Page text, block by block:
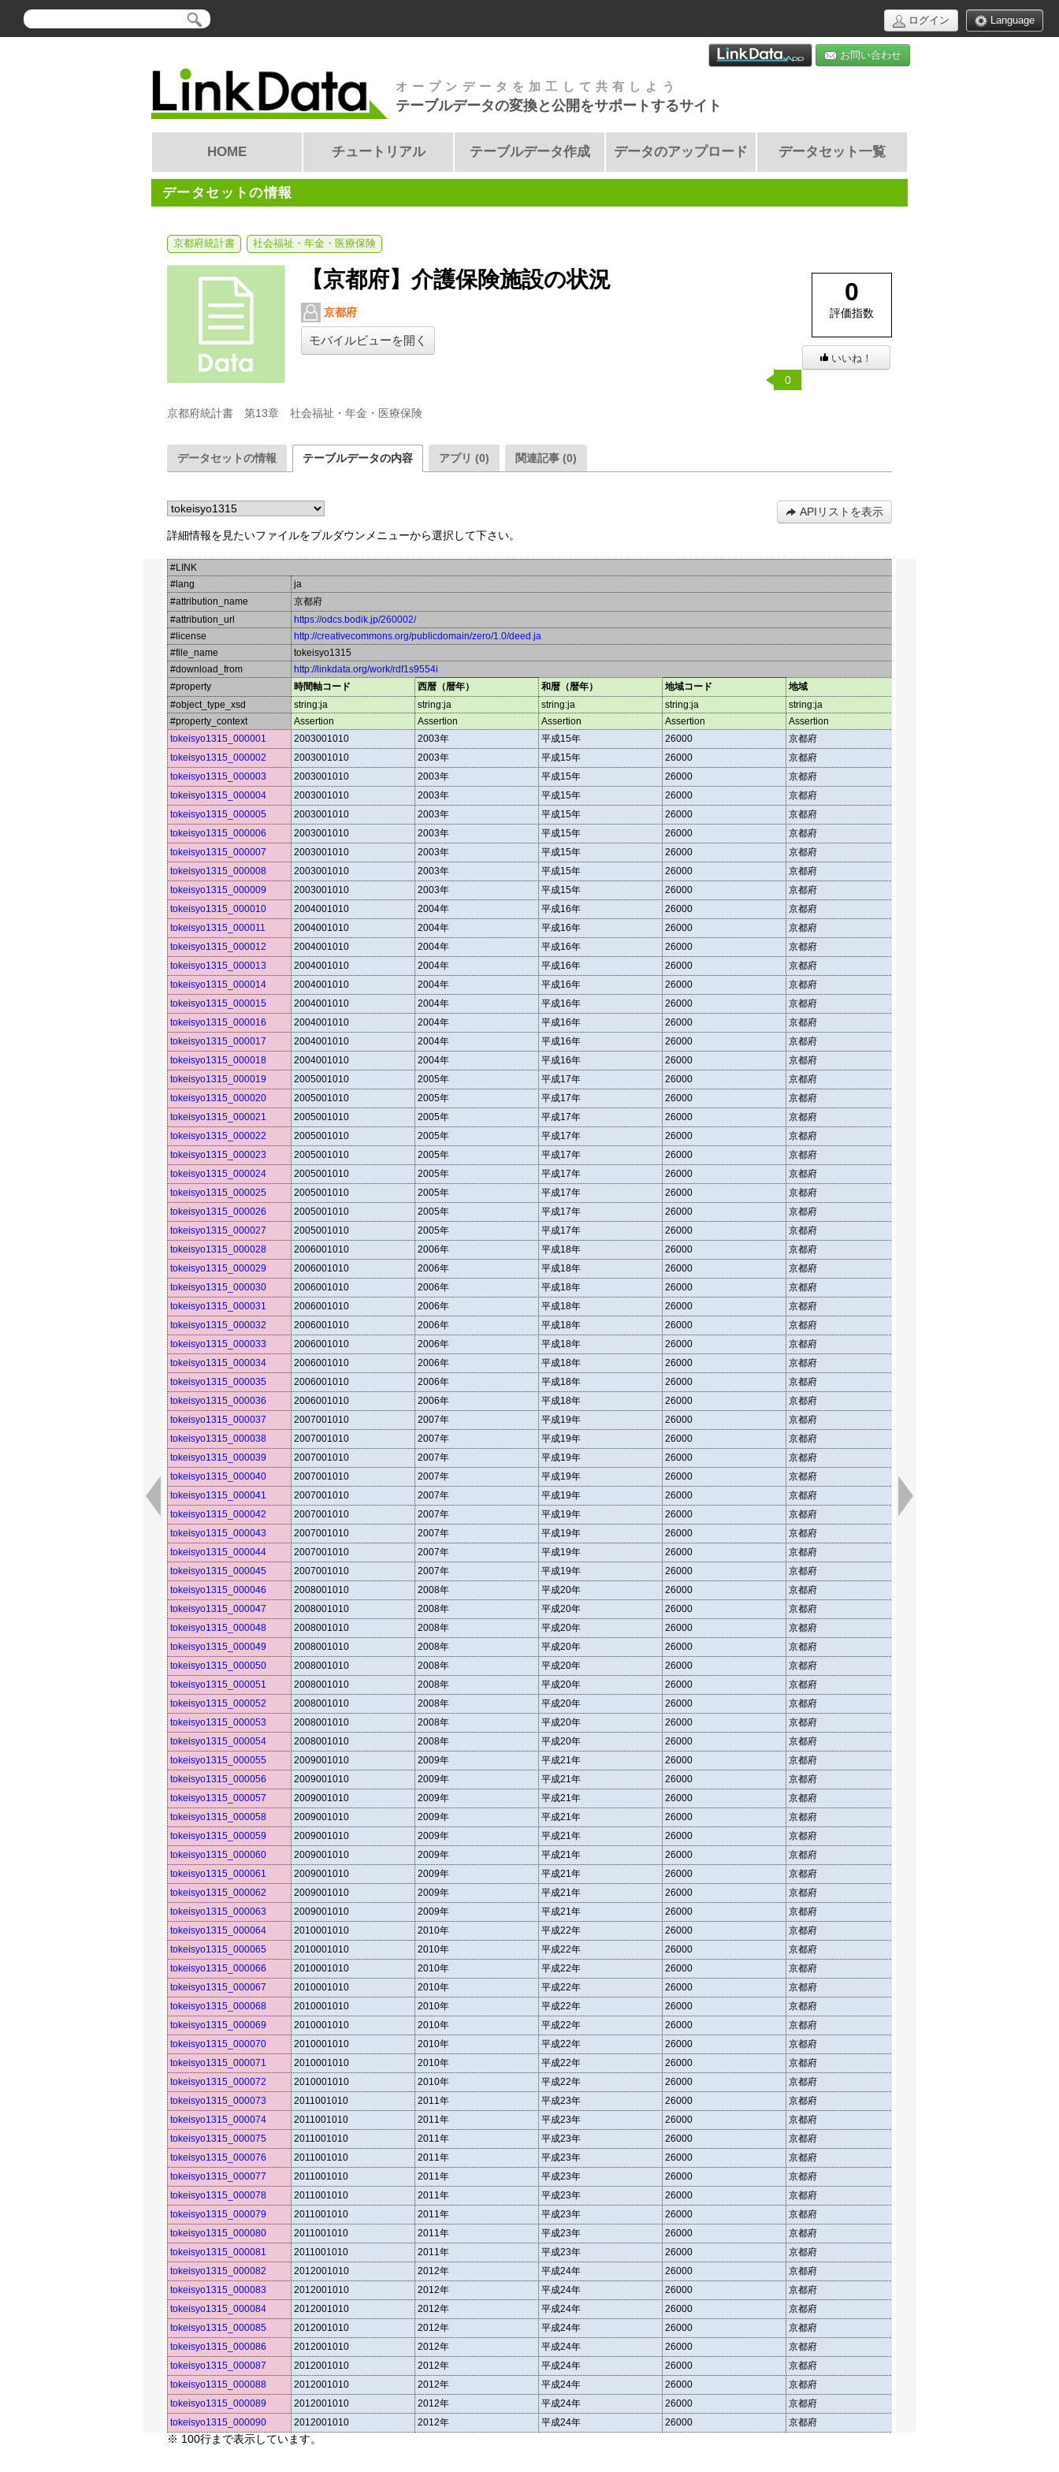
Language
ログイン
お問い合わせ
オープンデータを加工して共有しよう
テーブルデータの変換と公開をサポートするサイト
HOME チュートリアル テーブルデータ作成 データのアップロード データセット一覧
データセットの情報
京都府統計書 社会福祉・年金・医療保険
【京都府】介護保険施設の状況
京都府
モバイルビューを開く
京都府統計書　第13章　社会福祉・年金・医療保険
0
評価指数
いいね！
0
データセットの情報 テーブルデータの内容 アプリ (0) 関連記事 (0)
詳細情報を見たいファイルをプルダウンメニューから選択して下さい。
APIリストを表示
#LINK
#lang
ja
#attribution_name
京都府
#attribution_url
https://odcs.bodik.jp/260002/
#license
http://creativecommons.org/publicdomain/zero/1.0/deed.ja
#file_name
tokeisyo1315
#download_from
http://linkdata.org/work/rdf1s9554i
#property
時間軸コード 西暦（暦年） 和暦（暦年） 地域コード 地域
#object_type_xsd
string:ja string:ja string:ja string:ja string:ja
#property_context
Assertion Assertion Assertion Assertion Assertion
tokeisyo1315_000001
2003001010 2003年 平成15年 26000 京都府
tokeisyo1315_000002
2003001010 2003年 平成15年 26000 京都府
tokeisyo1315_000003
2003001010 2003年 平成15年 26000 京都府
tokeisyo1315_000004
2003001010 2003年 平成15年 26000 京都府
tokeisyo1315_000005
2003001010 2003年 平成15年 26000 京都府
tokeisyo1315_000006
2003001010 2003年 平成15年 26000 京都府
tokeisyo1315_000007
2003001010 2003年 平成15年 26000 京都府
tokeisyo1315_000008
2003001010 2003年 平成15年 26000 京都府
tokeisyo1315_000009
2003001010 2003年 平成15年 26000 京都府
tokeisyo1315_000010
2004001010 2004年 平成16年 26000 京都府
tokeisyo1315_000011
2004001010 2004年 平成16年 26000 京都府
tokeisyo1315_000012
2004001010 2004年 平成16年 26000 京都府
tokeisyo1315_000013
2004001010 2004年 平成16年 26000 京都府
tokeisyo1315_000014
2004001010 2004年 平成16年 26000 京都府
tokeisyo1315_000015
2004001010 2004年 平成16年 26000 京都府
tokeisyo1315_000016
2004001010 2004年 平成16年 26000 京都府
tokeisyo1315_000017
2004001010 2004年 平成16年 26000 京都府
tokeisyo1315_000018
2004001010 2004年 平成16年 26000 京都府
tokeisyo1315_000019
2005001010 2005年 平成17年 26000 京都府
tokeisyo1315_000020
2005001010 2005年 平成17年 26000 京都府
tokeisyo1315_000021
2005001010 2005年 平成17年 26000 京都府
tokeisyo1315_000022
2005001010 2005年 平成17年 26000 京都府
tokeisyo1315_000023
2005001010 2005年 平成17年 26000 京都府
tokeisyo1315_000024
2005001010 2005年 平成17年 26000 京都府
tokeisyo1315_000025
2005001010 2005年 平成17年 26000 京都府
tokeisyo1315_000026
2005001010 2005年 平成17年 26000 京都府
tokeisyo1315_000027
2005001010 2005年 平成17年 26000 京都府
tokeisyo1315_000028
2006001010 2006年 平成18年 26000 京都府
tokeisyo1315_000029
2006001010 2006年 平成18年 26000 京都府
tokeisyo1315_000030
2006001010 2006年 平成18年 26000 京都府
tokeisyo1315_000031
2006001010 2006年 平成18年 26000 京都府
tokeisyo1315_000032
2006001010 2006年 平成18年 26000 京都府
tokeisyo1315_000033
2006001010 2006年 平成18年 26000 京都府
tokeisyo1315_000034
2006001010 2006年 平成18年 26000 京都府
tokeisyo1315_000035
2006001010 2006年 平成18年 26000 京都府
tokeisyo1315_000036
2006001010 2006年 平成18年 26000 京都府
tokeisyo1315_000037
2007001010 2007年 平成19年 26000 京都府
tokeisyo1315_000038
2007001010 2007年 平成19年 26000 京都府
tokeisyo1315_000039
2007001010 2007年 平成19年 26000 京都府
tokeisyo1315_000040
2007001010 2007年 平成19年 26000 京都府
tokeisyo1315_000041
2007001010 2007年 平成19年 26000 京都府 介護老人保健施設
tokeisyo1315_000042
2007001010 2007年 平成19年 26000 京都府
tokeisyo1315_000043
2007001010 2007年 平成19年 26000 京都府
tokeisyo1315_000044
2007001010 2007年 平成19年 26000 京都府
tokeisyo1315_000045
2007001010 2007年 平成19年 26000 京都府
tokeisyo1315_000046
2008001010 2008年 平成20年 26000 京都府
tokeisyo1315_000047
2008001010 2008年 平成20年 26000 京都府
tokeisyo1315_000048
2008001010 2008年 平成20年 26000 京都府
tokeisyo1315_000049
2008001010 2008年 平成20年 26000 京都府
tokeisyo1315_000050
2008001010 2008年 平成20年 26000 京都府
tokeisyo1315_000051
2008001010 2008年 平成20年 26000 京都府
tokeisyo1315_000052
2008001010 2008年 平成20年 26000 京都府
tokeisyo1315_000053
2008001010 2008年 平成20年 26000 京都府
tokeisyo1315_000054
2008001010 2008年 平成20年 26000 京都府
tokeisyo1315_000055
2009001010 2009年 平成21年 26000 京都府
tokeisyo1315_000056
2009001010 2009年 平成21年 26000 京都府
tokeisyo1315_000057
2009001010 2009年 平成21年 26000 京都府
tokeisyo1315_000058
2009001010 2009年 平成21年 26000 京都府
tokeisyo1315_000059
2009001010 2009年 平成21年 26000 京都府
tokeisyo1315_000060
2009001010 2009年 平成21年 26000 京都府
tokeisyo1315_000061
2009001010 2009年 平成21年 26000 京都府
tokeisyo1315_000062
2009001010 2009年 平成21年 26000 京都府
tokeisyo1315_000063
2009001010 2009年 平成21年 26000 京都府
tokeisyo1315_000064
2010001010 2010年 平成22年 26000 京都府
tokeisyo1315_000065
2010001010 2010年 平成22年 26000 京都府
tokeisyo1315_000066
2010001010 2010年 平成22年 26000 京都府
tokeisyo1315_000067
2010001010 2010年 平成22年 26000 京都府
tokeisyo1315_000068
2010001010 2010年 平成22年 26000 京都府
tokeisyo1315_000069
2010001010 2010年 平成22年 26000 京都府
tokeisyo1315_000070
2010001010 2010年 平成22年 26000 京都府
tokeisyo1315_000071
2010001010 2010年 平成22年 26000 京都府
tokeisyo1315_000072
2010001010 2010年 平成22年 26000 京都府
tokeisyo1315_000073
2011001010 2011年 平成23年 26000 京都府
tokeisyo1315_000074
2011001010 2011年 平成23年 26000 京都府
tokeisyo1315_000075
2011001010 2011年 平成23年 26000 京都府
tokeisyo1315_000076
2011001010 2011年 平成23年 26000 京都府
tokeisyo1315_000077
2011001010 2011年 平成23年 26000 京都府
tokeisyo1315_000078
2011001010 2011年 平成23年 26000 京都府
tokeisyo1315_000079
2011001010 2011年 平成23年 26000 京都府
tokeisyo1315_000080
2011001010 2011年 平成23年 26000 京都府
tokeisyo1315_000081
2011001010 2011年 平成23年 26000 京都府
tokeisyo1315_000082
2012001010 2012年 平成24年 26000 京都府
tokeisyo1315_000083
2012001010 2012年 平成24年 26000 京都府
tokeisyo1315_000084
2012001010 2012年 平成24年 26000 京都府
tokeisyo1315_000085
2012001010 2012年 平成24年 26000 京都府
tokeisyo1315_000086
2012001010 2012年 平成24年 26000 京都府
tokeisyo1315_000087
2012001010 2012年 平成24年 26000 京都府
tokeisyo1315_000088
2012001010 2012年 平成24年 26000 京都府
tokeisyo1315_000089
2012001010 2012年 平成24年 26000 京都府
tokeisyo1315_000090
2012001010 2012年 平成24年 26000 京都府
※ 100行まで表示しています。